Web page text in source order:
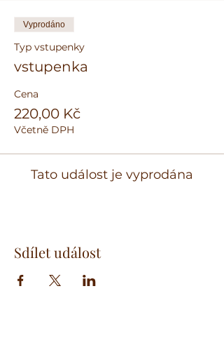
Vyprodáno
Typ vstupenky
vstupenka
Cena
220,00 Kč
Včetně DPH
Tato událost je vyprodána
Sdílet událost